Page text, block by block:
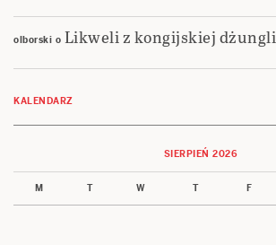
olborski o Likweli z kongijskiej dżungli
KALENDARZ
SIERPIEŃ 2026
M T W T F